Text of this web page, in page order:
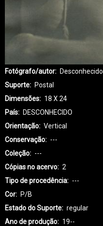
Fotógrafo/autor
Desconhecido
Suporte
Postal
Dimensões
18 X 24
País
DESCONHECIDO
Orientação
Vertical
Conservação
---
Coleção
---
Cópias no acervo
2
Tipo de procedência
---
Cor
P/B
Estado do Suporte
regular
Ano de produção
19--